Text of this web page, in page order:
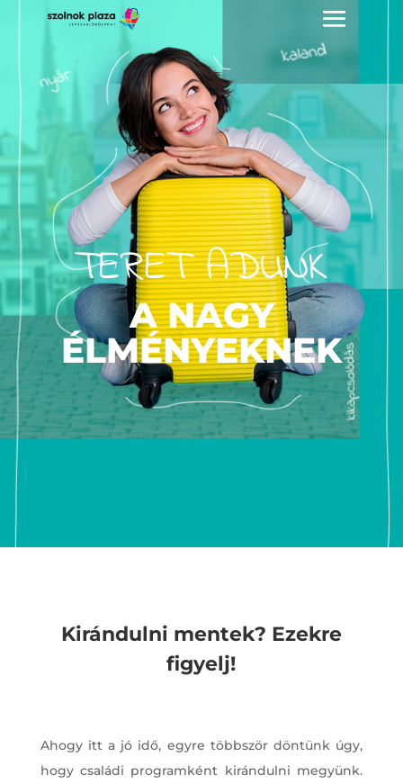
TERET ADUNK
A NAGY
ÉLMÉNYEKNEK
Kirándulni mentek? Ezekre
figyelj!
Ahogy itt a jó idő, egyre többször döntünk úgy,
hogy családi programként kirándulni megyünk.